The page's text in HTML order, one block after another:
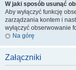
W jaki sposób usunąć
Aby wyłączyć funkcję
zarządzania kontem i
wyłączyć obserwowanie
Na górę
Załączniki